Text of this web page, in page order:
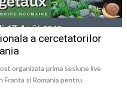
a cercetatorilor
organizata prima sesiune live
Franta si Romania pentru